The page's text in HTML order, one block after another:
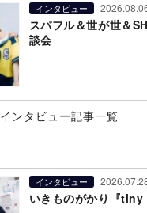
インタビュー
スパフル＆世が世＆
談会
インタビュー記事一覧
インタビュー
いきものがかり『